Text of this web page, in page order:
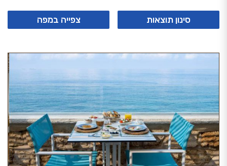
סינון תוצאות צפייה במפה